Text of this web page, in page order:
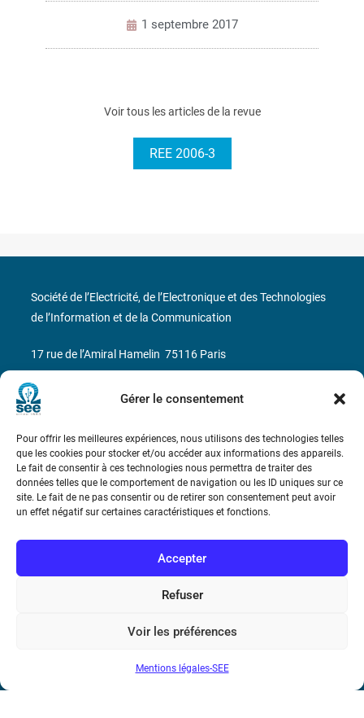
Gérer le consentement
Pour offrir les meilleures expériences, nous utilisons des technologies telles
que les cookies pour stocker et/ou accéder aux informations des appareils.
Le fait de consentir à ces technologies nous permettra de traiter des
données telles que le comportement de navigation ou les ID uniques sur ce
site. Le fait de ne pas consentir ou de retirer son consentement peut avoir
un effet négatif sur certaines caractéristiques et fonctions.
Accepter
Refuser
Voir les préférences
Mentions légales-SEE
1 septembre 2017
Voir tous les articles de la revue
REE 2006-3
Bicentenaire des découvertes d’André-
Marie Ampère
Conditions Générales de Vente
Mentions légales
Société de l’Electricité, de l’Electronique et des Technologies
de l’Information et de la Communication
17 rue de l’Amiral Hamelin 75116 Paris
Métro : « Boissière » Ligne 6 et « Iéna » Ligne 9
N° de SIREN : 785 393 232, Code APE : 9412Z TVA intra-
communautaire : FR44 785 393 232